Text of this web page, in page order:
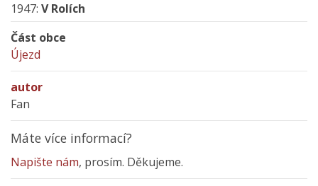
1947: V Rolích
Část obce
Újezd
autor
Fan
Máte více informací?
Napište nám, prosím. Děkujeme.